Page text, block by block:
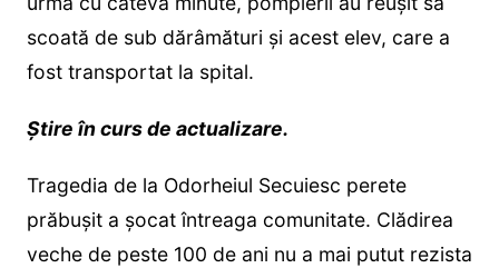
scoată de sub dărâmături și acest elev, care a
fost transportat la spital.
Știre în curs de actualizare.
Tragedia de la Odorheiul Secuiesc perete
prăbușit a șocat întreaga comunitate. Clădirea
veche de peste 100 de ani nu a mai putut rezista